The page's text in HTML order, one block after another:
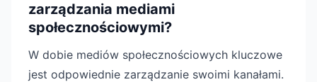
zarządzania mediami
społecznościowymi?
W dobie mediów społecznościowych kluczowe
jest odpowiednie zarządzanie swoimi kanałami.